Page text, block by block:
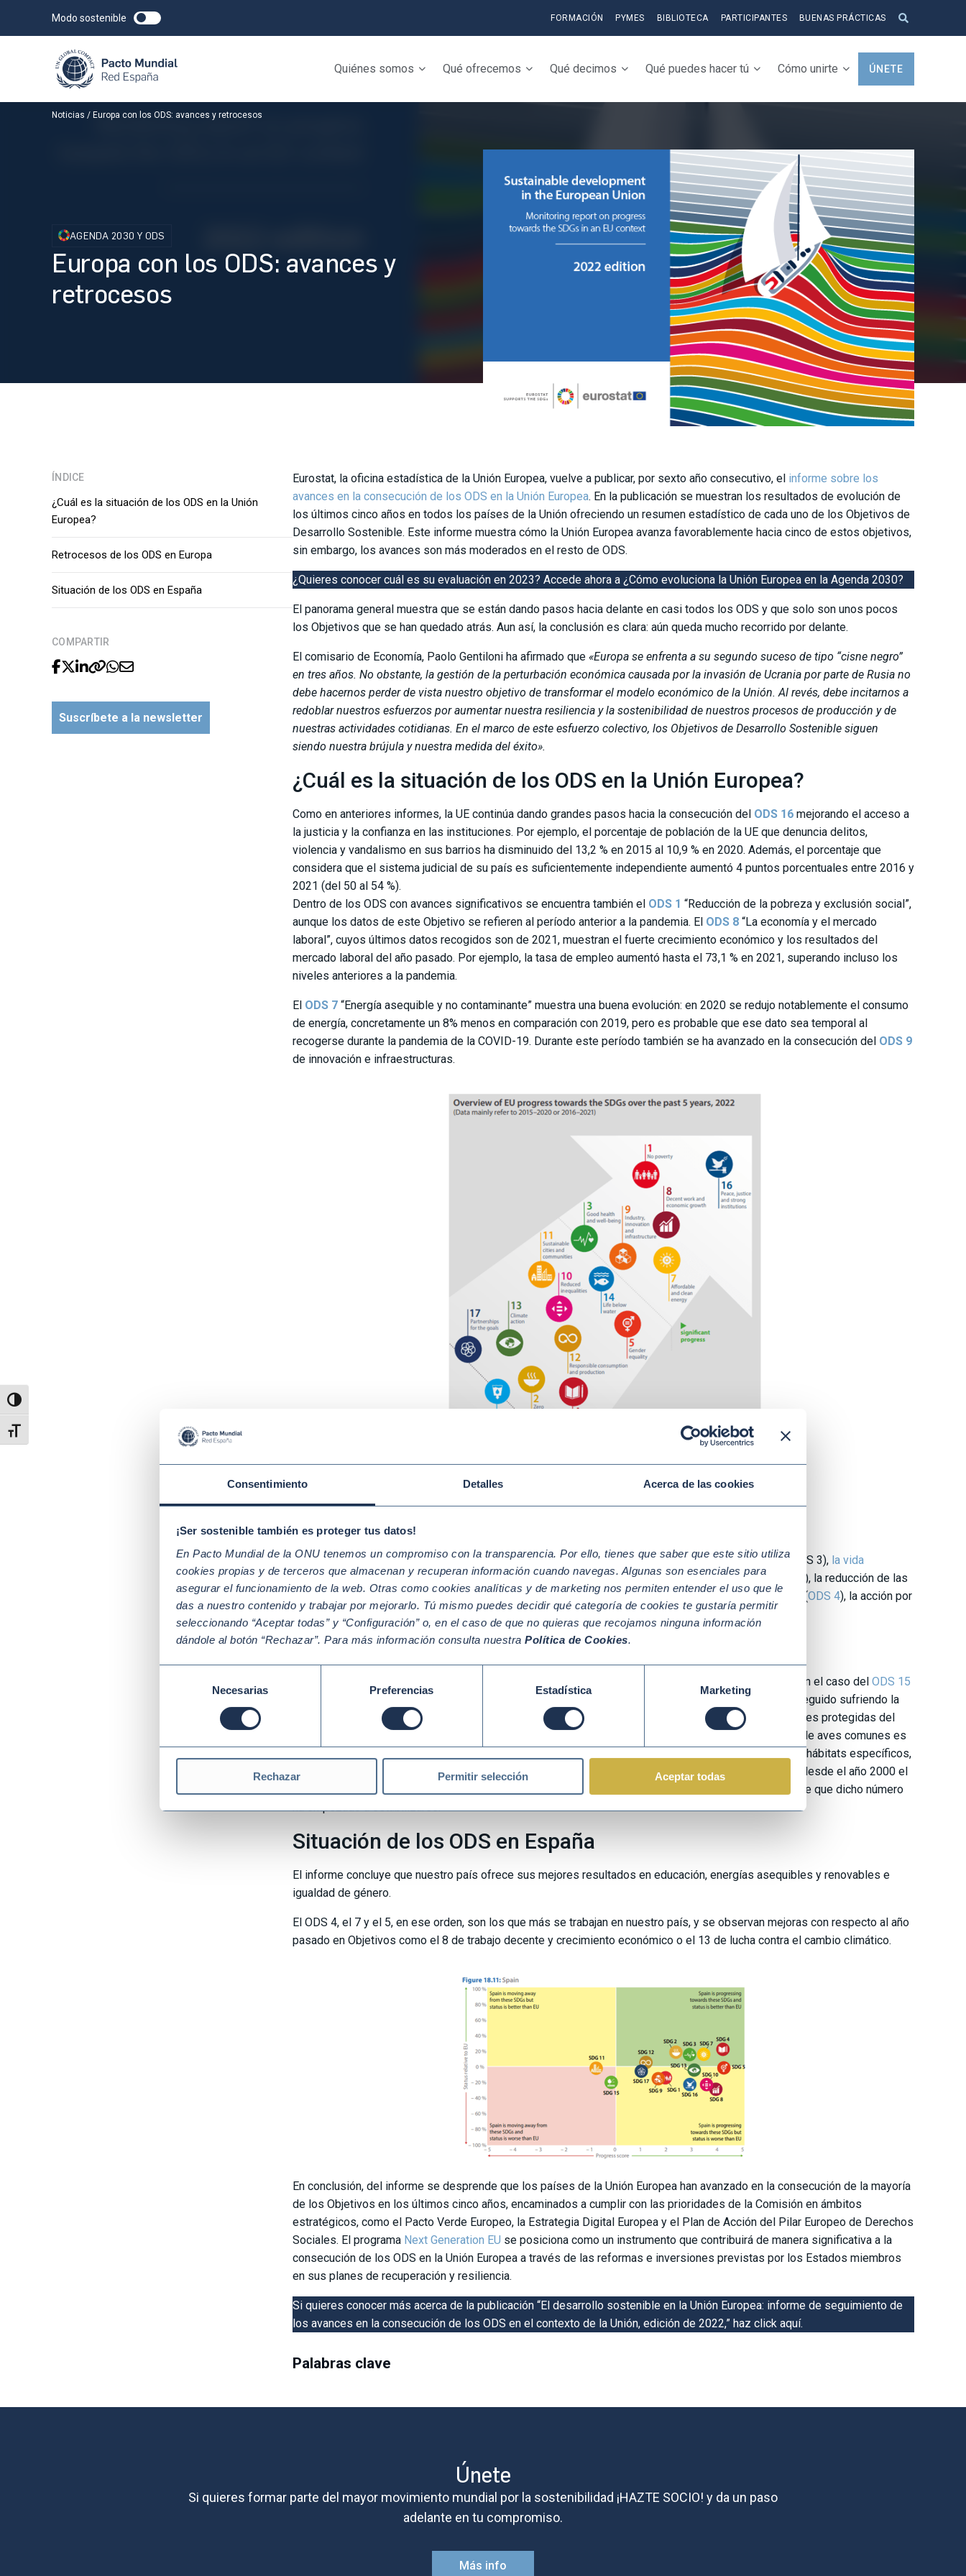
Consentimiento Detalles Acerca de las cookies
¡Ser sostenible también es proteger tus datos!
En Pacto Mundial de la ONU tenemos un compromiso con la transparencia. Por ello, tienes que saber que este sitio utiliza
cookies propias y de terceros que almacenan y recuperan información cuando navegas. Algunas son esenciales para
asegurar el funcionamiento de la web. Otras como cookies analíticas y de marketing nos permiten entender el uso que le
das a nuestro contenido y trabajar por mejorarlo. Tú mismo puedes decidir qué categoría de cookies te gustaría permitir
seleccionando “Aceptar todas” y “Configuración” o, en el caso de que no quieras que recojamos ninguna información
dándole al botón “Rechazar”. Para más información consulta nuestra Política de Cookies.
consentimiento
Necesarias Preferencias Estadística Marketing
Rechazar Permitir selección Aceptar todas
Alternar alto contraste
Alternar tamaño de letra
Modo sostenible FORMACIÓN PYMES BIBLIOTECA PARTICIPANTES BUENAS PRÁCTICAS
Quiénes somos Qué ofrecemos Qué decimos Qué puedes hacer tú Cómo unirte ÚNETE
Noticias Europa con los ODS: avances y retrocesos
AGENDA 2030 Y ODS
Europa con los ODS: avances y
retrocesos
ÍNDICE
¿Cuál es la situación de los ODS en la Unión
Europea?
Retrocesos de los ODS en Europa
Situación de los ODS en España
COMPARTIR
Suscríbete a la newsletter
Eurostat, la oficina estadística de la Unión Europea, vuelve a publicar, por sexto año consecutivo, el informe sobre los
avances en la consecución de los ODS en la Unión Europea. En la publicación se muestran los resultados de evolución de
los últimos cinco años en todos los países de la Unión ofreciendo un resumen estadístico de cada uno de los Objetivos de
Desarrollo Sostenible. Este informe muestra cómo la Unión Europea avanza favorablemente hacia cinco de estos objetivos,
sin embargo, los avances son más moderados en el resto de ODS.
¿Quieres conocer cuál es su evaluación en 2023? Accede ahora a ¿Cómo evoluciona la Unión Europea en la Agenda 2030?
El panorama general muestra que se están dando pasos hacia delante en casi todos los ODS y que solo son unos pocos
los Objetivos que se han quedado atrás. Aun así, la conclusión es clara: aún queda mucho recorrido por delante.
El comisario de Economía, Paolo Gentiloni ha afirmado que «Europa se enfrenta a su segundo suceso de tipo “cisne negro”
en tres años. No obstante, la gestión de la perturbación económica causada por la invasión de Ucrania por parte de Rusia no
debe hacernos perder de vista nuestro objetivo de transformar el modelo económico de la Unión. Al revés, debe incitarnos a
redoblar nuestros esfuerzos por aumentar nuestra resiliencia y la sostenibilidad de nuestros procesos de producción y de
nuestras actividades cotidianas. En el marco de este esfuerzo colectivo, los Objetivos de Desarrollo Sostenible siguen
siendo nuestra brújula y nuestra medida del éxito».
¿Cuál es la situación de los ODS en la Unión Europea?
Como en anteriores informes, la UE continúa dando grandes pasos hacia la consecución del ODS 16 mejorando el acceso a
la justicia y la confianza en las instituciones. Por ejemplo, el porcentaje de población de la UE que denuncia delitos,
violencia y vandalismo en sus barrios ha disminuido del 13,2 % en 2015 al 10,9 % en 2020. Además, el porcentaje que
considera que el sistema judicial de su país es suficientemente independiente aumentó 4 puntos porcentuales entre 2016 y
2021 (del 50 al 54 %).
Dentro de los ODS con avances significativos se encuentra también el ODS 1 “Reducción de la pobreza y exclusión social”,
aunque los datos de este Objetivo se refieren al período anterior a la pandemia. El ODS 8 “La economía y el mercado
laboral”, cuyos últimos datos recogidos son de 2021, muestran el fuerte crecimiento económico y los resultados del
mercado laboral del año pasado. Por ejemplo, la tasa de empleo aumentó hasta el 73,1 % en 2021, superando incluso los
niveles anteriores a la pandemia.
El ODS 7 “Energía asequible y no contaminante” muestra una buena evolución: en 2020 se redujo notablemente el consumo
de energía, concretamente un 8% menos en comparación con 2019, pero es probable que ese dato sea temporal al
recogerse durante la pandemia de la COVID-19. Durante este período también se ha avanzado en la consecución del ODS 9
de innovación e infraestructuras.
Otros avances han sido moderados, como los logrados en los ámbitos de la “Salud y el bienestar “(ODS 3), la vida
submarina(ODS 14), la igualdad de género (ODS 5), las ciudades y comunidades sostenibles (
), la reducción de las
desigualdades (ODS 10), el consumo y la producción responsables (ODS 12), la educación de calidad (ODS 4), la acción por
el clima (ODS 13) y el hambre cero ( ODS 2).
Retrocesos de los ODS en Europa
Pero no todo han sido pasos adelante en la consecución de los Objetivos de Desarrollo Sostenible. En el caso del ODS 15
relativo a la vida de ecosistemas terrestres se observa que los ecosistemas y la biodiversidad han seguido sufriendo la
presión de las actividades humanas. Aunque ha incrementado la superficie forestal y las áreas terrestres protegidas del
viejo continente, la presión sobre la biodiversidad ha continuado creciendo. Por ejemplo, la presencia de aves comunes es
un indicador de la biodiversidad, ya que, para criarse y encontrar alimentos, muchas de ellas necesitan hábitats específicos,
que a menudo albergan también muchas especies vegetales y animales amenazadas. Se estima que desde el año 2000 el
número de aves comunes ha disminuido un 10%. Sin embargo, tras muchos años de decadencia, parece que dicho número
Situación de los ODS en España
El informe concluye que nuestro país ofrece sus mejores resultados en educación, energías asequibles y renovables e
igualdad de género.
El ODS 4, el 7 y el 5, en ese orden, son los que más se trabajan en nuestro país, y se observan mejoras con respecto al año
pasado en Objetivos como el 8 de trabajo decente y crecimiento económico o el 13 de lucha contra el cambio climático.
En conclusión, del informe se desprende que los países de la Unión Europea han avanzado en la consecución de la mayoría
de los Objetivos en los últimos cinco años, encaminados a cumplir con las prioridades de la Comisión en ámbitos
estratégicos, como el Pacto Verde Europeo, la Estrategia Digital Europea y el Plan de Acción del Pilar Europeo de Derechos
Sociales. El programa Next Generation EU se posiciona como un instrumento que contribuirá de manera significativa a la
consecución de los ODS en la Unión Europea a través de las reformas e inversiones previstas por los Estados miembros
en sus planes de recuperación y resiliencia.
Si quieres conocer más acerca de la publicación “El desarrollo sostenible en la Unión Europea: informe de seguimiento de
los avances en la consecución de los ODS en el contexto de la Unión, edición de 2022,” haz click aquí.
Palabras clave
Únete
Si quieres formar parte del mayor movimiento mundial por la sostenibilidad ¡HAZTE SOCIO! y da un paso
adelante en tu compromiso.
Más info